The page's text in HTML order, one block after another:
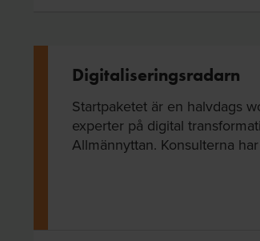
Digitaliseringsradarn
Startpaketet är en halvdags
experter på digital
Allmännyttan. Konsulterna